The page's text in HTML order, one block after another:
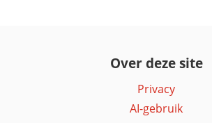
Over deze site
Privacy
AI-gebruik